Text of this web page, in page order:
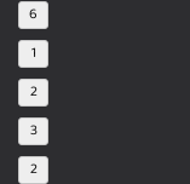
6
1
2
3
2